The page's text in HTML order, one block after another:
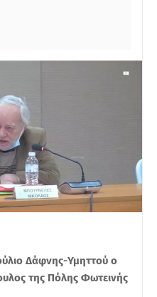
Δάφνης-Υμηττού ο
της Πόλης Φωτεινής